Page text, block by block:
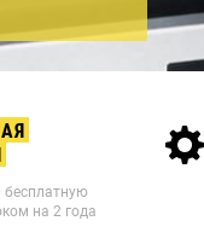
бесплатную
на 2 года